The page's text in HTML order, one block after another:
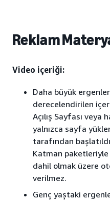
Reklam
Video içeriği:
Daha büyük
derecelendirilen
Açılış Sayfası veya
yalnızca sayfa
tarafından
Katman paketleriyle
dahil olmak üzere
verilmez.
Genç yaştaki